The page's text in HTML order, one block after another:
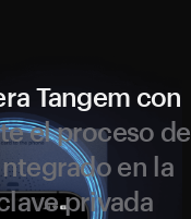
Tangem con
el proceso de
en la
privada